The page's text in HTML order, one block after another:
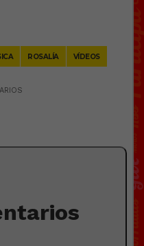
ROSALÍA VÍDEOS